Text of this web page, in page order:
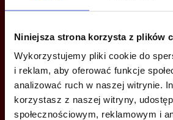
Niniejsza strona korzysta z plików
Wykorzystujemy pliki cookie do
i reklam, aby oferować funkcje
analizować ruch w naszej witrynie.
korzystasz z naszej witryny,
społecznościowym, reklamowym i
ZADZWOŃ I DOWIEDZ SIĘ WIĘCEJ
+48 539 096 754
trojmiasto@bazabiur.pl